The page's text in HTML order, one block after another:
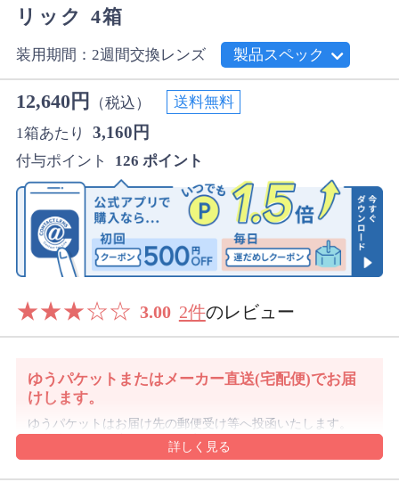
リック 4箱
装用期間：2週間交換レンズ 製品スペック
12,640円 （税込）
送料無料
1箱あたり
3,160円
付与ポイント 126 ポイント
★★★☆☆ 3.00 2件のレビュー
ゆうパケットまたはメーカー直送(宅配便)でお届
けします。
ゆうパケットはお届け先の郵便受け等へ投函いたします。
発送後3～5日程度でお届け予定です。
沖縄県や離島は1週間前後でのお届け予定となります。